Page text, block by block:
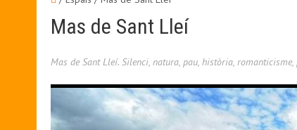
Mas de Sant Lleí
Mas de Sant Lleí. Silenci, natura, pau, història,